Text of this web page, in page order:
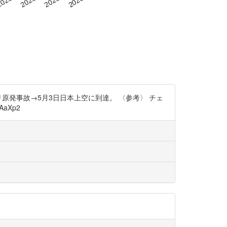
発事故→5月3日日本上空に到達。 〈参考〉 チェ